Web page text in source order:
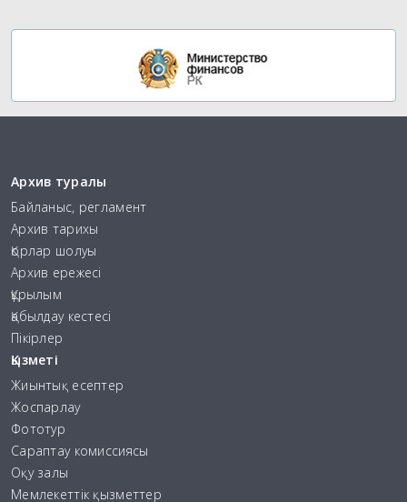
Архив туралы
Байланыс, регламент
Архив тарихы
Қорлар шолуы
Архив ережесі
Құрылым
Қабылдау кестесі
Пікірлер
Қызметі
Жиынтық есептер
Жоспарлау
Фототур
Сараптау комиссиясы
Оқу залы
Мемлекеттік қызметтер